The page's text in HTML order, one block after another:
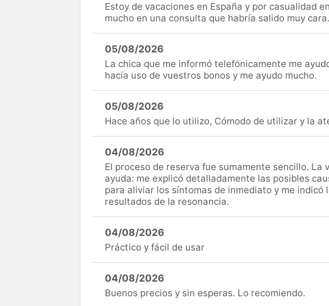
Estoy de vacaciones en España y por casualidad
mucho en una consulta que habría salido muy
05/08/2026
La chica que me informó telefónicamente me
hacía uso de vuestros bonos y me ayudo mucho.
05/08/2026
Hace años que lo utilizo, Cómodo de utilizar y la
04/08/2026
El proceso de reserva fue sumamente sencillo.
ayuda: me explicó detalladamente las posibles
para aliviar los síntomas de inmediato y me indicó
resultados de la resonancia.
04/08/2026
Práctico y fácil de usar
04/08/2026
Buenos precios y sin esperas. Lo recomiendo.